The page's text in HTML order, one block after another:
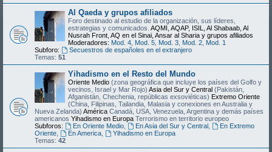
Al Qaeda y grupos afiliados
Foro destinado al estudio de la organización, sus líderes,
estrategias y comunicados. AQMI, AQAP, ISIL, Al Shabaab, Al
Nusrah Front, AQ en el Sinai, Ansar al Sharia y grupos afiliados
Moderadores: Mod. 4 Mod. 5 Mod. 3 Mod. 2 Mod. 1
Subforo:
Secuestros de españoles en el extranjero
Temas: 51
Yihadismo en el Resto del Mundo
Oriente Medio (zona geográfica que incluye los países del Golfo y
vecinos, Israel y Mar Rojo) Asia del Sur y Central (Pakistán,
Afganistán, Chechenia, repúblicas exsoviéticas) Extremo Oriente
(China, Filipinas, Tailandia, Malasia y conexiones en Australia y
Nueva Zelanda) América Canadá, USA, Venezuela, Argentina y demás países
americanos Yihadismo en Europa Terrorismo en territorio europeo
Subforos:
En Oriente Medio, En Asia del Sur y Central,
En Extremo
Oriente
En America,
Yihadismo en Europa
Temas: 42